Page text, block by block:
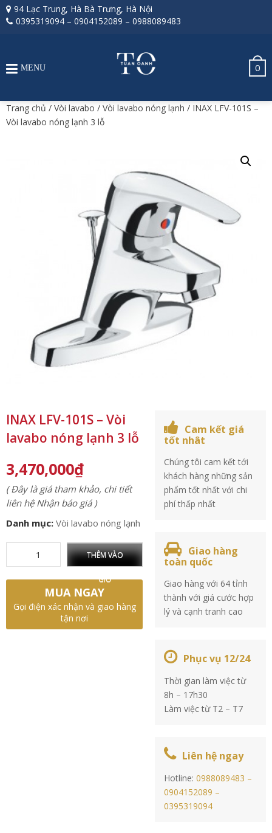
94 Lạc Trung, Hà Bà Trưng, Hà Nội
0395319094 – 0904152089 – 0988089483
0
MENU
Trang chủ / Vòi lavabo / Vòi lavabo nóng lạnh / INAX LFV-101S –
Vòi lavabo nóng lạnh 3 lỗ
INAX LFV-101S – Vòi
lavabo nóng lạnh 3 lỗ
3,470,000₫
( Đây là giá tham khảo, chi tiết
liên hệ Nhận báo giá )
Danh mục: Vòi lavabo nóng lạnh
THÊM VÀO
GIỎ
MUA NGAY
Gọi điện xác nhận và giao hàng
tận nơi
Cam kết giá
tốt nhât
Chúng tôi cam kết tới
khách hàng những sản
phẩm tốt nhất với chi
phí thấp nhất
Giao hàng
toàn quốc
Giao hàng với 64 tỉnh
thành với giá cước hợp
lý và cạnh tranh cao
Phục vụ 12/24
Thời gian làm việc từ
8h – 17h30
Làm việc từ T2 – T7
Liên hệ ngay
Hotline:0988089483 –
0904152089 –
0395319094